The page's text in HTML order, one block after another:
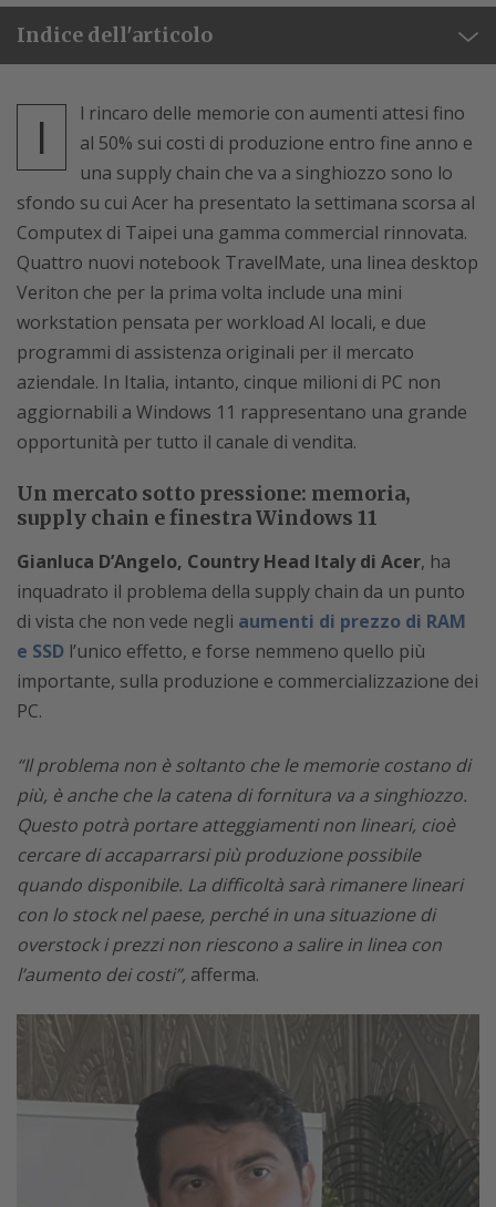
Indice dell'articolo
I
l rincaro delle memorie con aumenti attesi fino
al 50% sui costi di produzione entro fine anno e
una supply chain che va a singhiozzo sono lo
sfondo su cui Acer ha presentato la settimana scorsa al
Computex di Taipei una gamma commercial rinnovata.
Quattro nuovi notebook TravelMate, una linea desktop
Veriton che per la prima volta include una mini
workstation pensata per workload AI locali, e due
programmi di assistenza originali per il mercato
aziendale. In Italia, intanto, cinque milioni di PC non
aggiornabili a Windows 11 rappresentano una grande
opportunità per tutto il canale di vendita.
Un mercato sotto pressione: memoria,
supply chain e finestra Windows 11
Gianluca D’Angelo, Country Head Italy di Acer, ha
inquadrato il problema della supply chain da un punto
di vista che non vede negli aumenti di prezzo di RAM
e SSD l’unico effetto, e forse nemmeno quello più
importante, sulla produzione e commercializzazione dei
PC.
“Il problema non è soltanto che le memorie costano di
più, è anche che la catena di fornitura va a singhiozzo.
Questo potrà portare atteggiamenti non lineari, cioè
cercare di accaparrarsi più produzione possibile
quando disponibile. La difficoltà sarà rimanere lineari
con lo stock nel paese, perché in una situazione di
overstock i prezzi non riescono a salire in linea con
l’aumento dei costi”, afferma.